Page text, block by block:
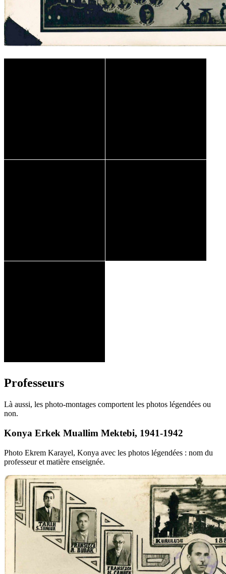
Professeurs
Là aussi, les photo-montages comportent les photos légendées ou
non.
Konya Erkek Muallim Mektebi, 1941-1942
Photo Ekrem Karayel, Konya avec les photos légendées : nom du
professeur et matière enseignée.